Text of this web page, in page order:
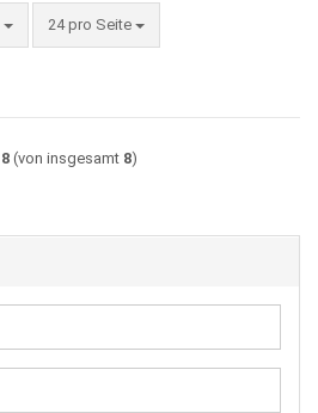
24 pro Seite
pro Seite
8(von insgesamt 8)